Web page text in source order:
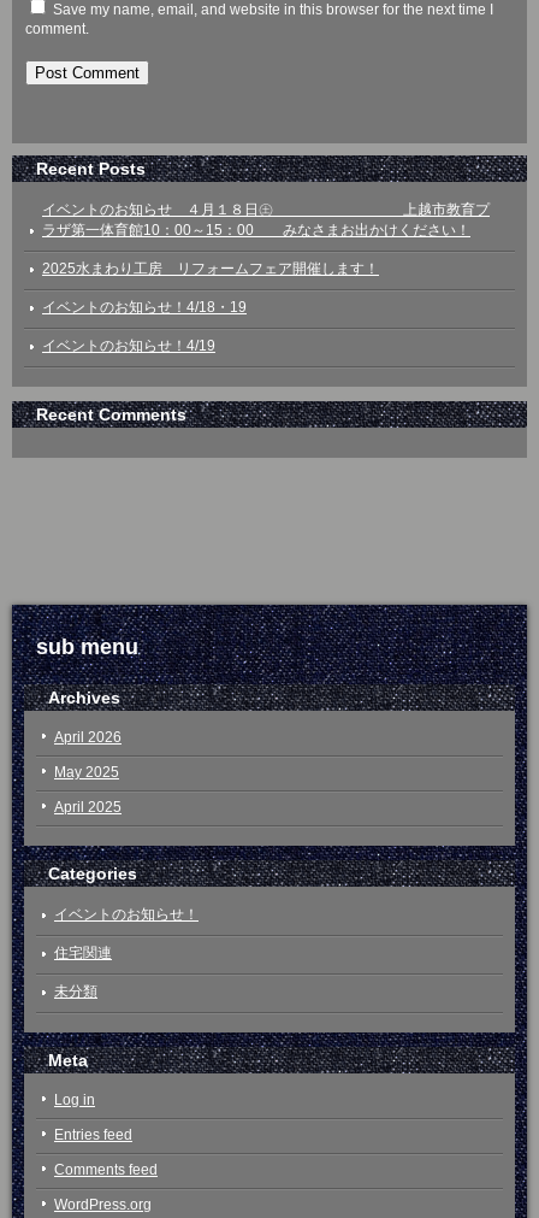
Save my name, email, and website in this browser for the next time I
comment.
Recent Posts
イベントのお知らせ ４月１８日㊏ 上越市教育プ
ラザ第一体育館10：00～15：00 みなさまお出かけください！
2025水まわり工房 リフォームフェア開催します！
イベントのお知らせ！4/18・19
イベントのお知らせ！4/19
Recent Comments
sub menu
Archives
April 2026
May 2025
April 2025
Categories
イベントのお知らせ！
住宅関連
未分類
Meta
Log in
Entries feed
Comments feed
WordPress.org